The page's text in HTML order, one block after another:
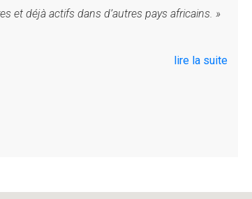
et déjà actifs dans d’autres pays africains. »
lire la suite